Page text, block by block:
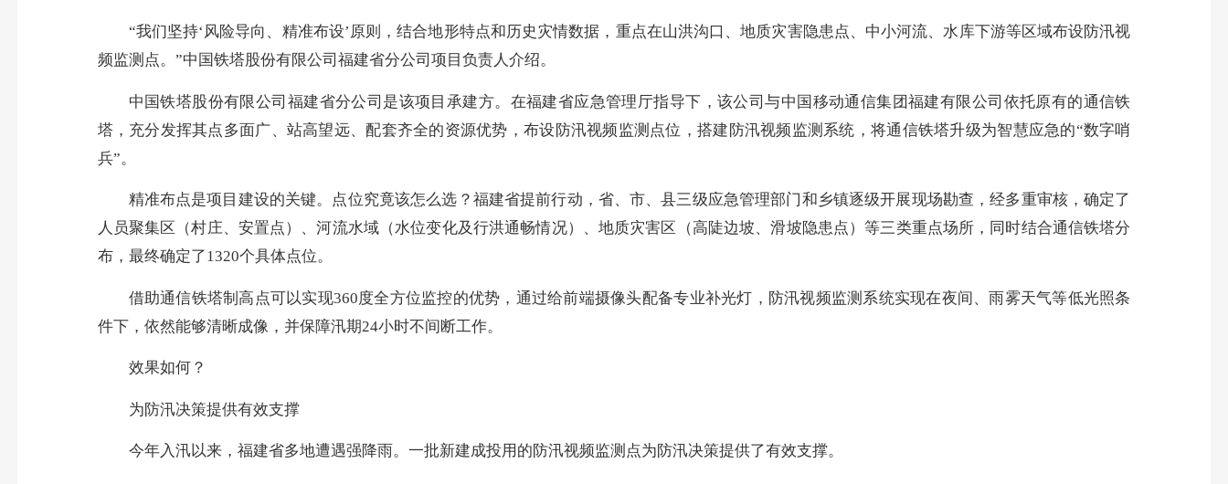
“我们坚持‘风险导向、精准布设’原则，结合地形特点和历史灾情数据，重点在山洪沟口、地质灾害隐患点、中小河流、水库下游等区域布设防汛视
频监测点。”中国铁塔股份有限公司福建省分公司项目负责人介绍。
中国铁塔股份有限公司福建省分公司是该项目承建方。在福建省应急管理厅指导下，该公司与中国移动通信集团福建有限公司依托原有的通信铁
塔，充分发挥其点多面广、站高望远、配套齐全的资源优势，布设防汛视频监测点位，搭建防汛视频监测系统，将通信铁塔升级为智慧应急的“数字哨
兵”。
精准布点是项目建设的关键。点位究竟该怎么选？福建省提前行动，省、市、县三级应急管理部门和乡镇逐级开展现场勘查，经多重审核，确定了
人员聚集区（村庄、安置点）、河流水域（水位变化及行洪通畅情况）、地质灾害区（高陡边坡、滑坡隐患点）等三类重点场所，同时结合通信铁塔分
布，最终确定了1320个具体点位。
借助通信铁塔制高点可以实现360度全方位监控的优势，通过给前端摄像头配备专业补光灯，防汛视频监测系统实现在夜间、雨雾天气等低光照条
件下，依然能够清晰成像，并保障汛期24小时不间断工作。
效果如何？
为防汛决策提供有效支撑
今年入汛以来，福建省多地遭遇强降雨。一批新建成投用的防汛视频监测点为防汛决策提供了有效支撑。